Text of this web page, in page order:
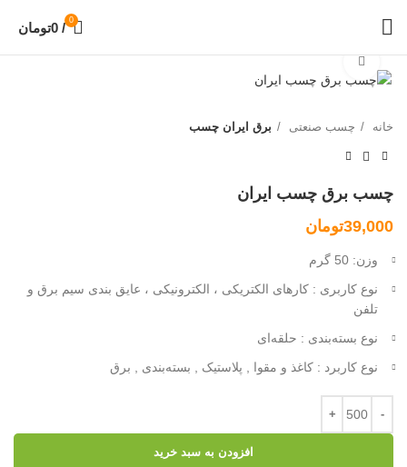
0
/
0تومان
خانه چسب صنعتی برق ایران چسب
چسب برق چسب ایران
39,000تومان
وزن: 50 گرم
نوع کاربری : کارهای الکتریکی ، الکترونیکی ، عایق بندی سیم برق و
تلفن
نوع بسته‌بندی : حلقه‌ای
نوع کاربرد : کاغذ و مقوا , پلاستیک , بسته‌بندی , برق
افزودن به سبد خرید